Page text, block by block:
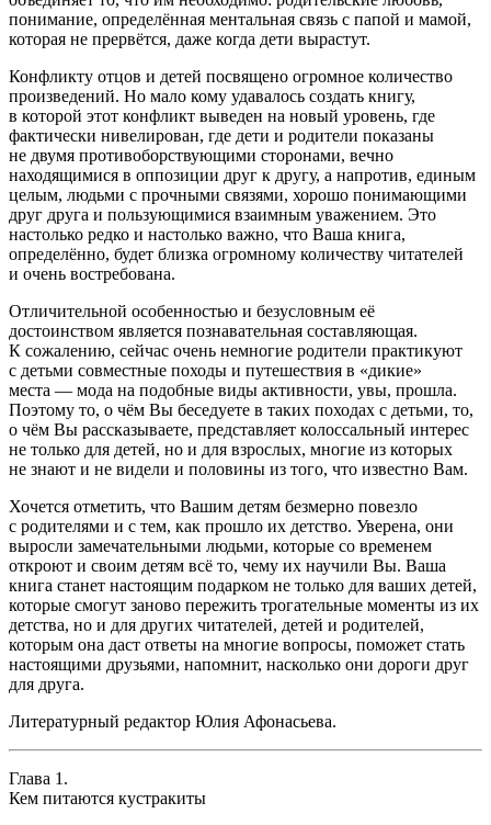
понимание, определённая ментальная связь с папой и мамой,
которая не прервётся, даже когда дети вырастут.
Конфликту отцов и детей посвящено огромное количество
произведений. Но мало кому удавалось создать книгу,
в которой этот конфликт выведен на новый уровень, где
фактически нивелирован, где дети и родители показаны
не двумя противоборствующими сторонами, вечно
находящимися в оппозиции друг к другу, а напротив, единым
целым, людьми с прочными связями, хорошо понимающими
друг друга и пользующимися взаимным уважением. Это
настолько редко и настолько важно, что Ваша книга,
определённо, будет близка огромному количеству читателей
и очень востребована.
Отличительной особенностью и безусловным её
достоинством является познавательная составляющая.
К сожалению, сейчас очень немногие родители практикуют
с детьми совместные походы и путешествия в «дикие»
места — мода на подобные виды активности, увы, прошла.
Поэтому то, о чём Вы беседуете в таких походах с детьми, то,
о чём Вы рассказываете, представляет колоссальный интерес
не только для детей, но и для взрослых, многие из которых
не знают и не видели и половины из того, что известно Вам.
Хочется отметить, что Вашим детям безмерно повезло
с родителями и с тем, как прошло их детство. Уверена, они
выросли замечательными людьми, которые со временем
откроют и своим детям всё то, чему их научили Вы. Ваша
книга станет настоящим подарком не только для ваших детей,
которые смогут заново пережить трогательные моменты из их
детства, но и для других читателей, детей и родителей,
которым она даст ответы на многие вопросы, поможет стать
настоящими друзьями, напомнит, насколько они дороги друг
для друга.
Литературный редактор Юлия Афонасьева.
Глава 1.
Кем питаются кустракиты